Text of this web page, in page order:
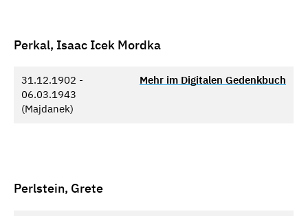
Perkal, Isaac Icek Mordka
31.12.1902 -
06.03.1943
(Majdanek)
Mehr im Digitalen Gedenkbuch
Perlstein, Grete